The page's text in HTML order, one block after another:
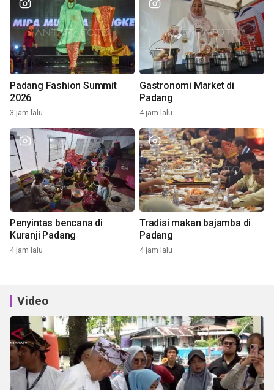
Padang Fashion Summit
2026
3 jam lalu
Gastronomi Market di
Padang
4 jam lalu
Penyintas bencana di
Kuranji Padang
4 jam lalu
Tradisi makan bajamba di
Padang
4 jam lalu
Video